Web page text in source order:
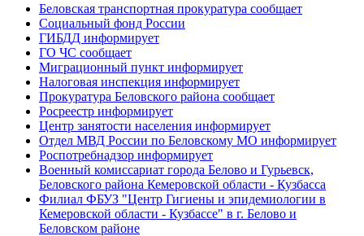
Беловская транспортная прокуратура сообщает
Социальный фонд России
ГИБДД информирует
ГО ЧС сообщает
Миграционный пункт информирует
Налоговая инспекция информирует
Прокуратура Беловского района сообщает
Росреестр информирует
Центр занятости населения информирует
Отдел МВД России по Беловскому МО информирует
Роспотребнадзор информирует
Военный комиссариат города Белово и Гурьевск,
Беловского района Кемеровской области - Кузбасса
Филиал ФБУЗ "Центр Гигиены и эпидемиологии в
Кемеровской области - Кузбассе" в г. Белово и
Беловском районе